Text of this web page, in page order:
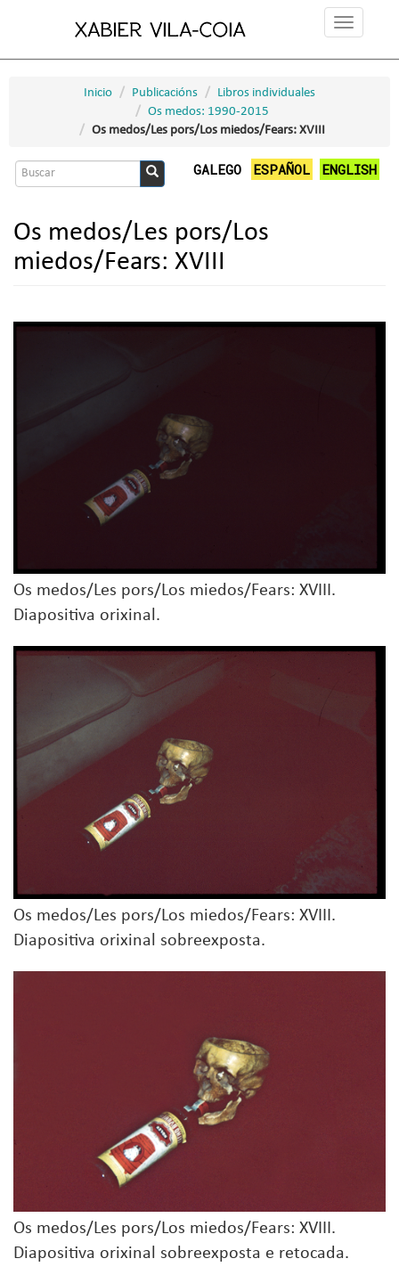
Toggle
Inicio Publicacións
Libros individuales
Os medos: 1990-2015
Os medos/Les pors/Los miedos/Fears: XVIII
Formulario
busca
GALEGO ESPAÑOL ENGLISH
Os medos/Les pors/Los
miedos/Fears: XVIII
Os medos/Les pors/Los miedos/Fears: XVIII.
Diapositiva orixinal.
Os medos/Les pors/Los miedos/Fears: XVIII.
Diapositiva orixinal sobreexposta.
Os medos/Les pors/Los miedos/Fears: XVIII.
Diapositiva orixinal sobreexposta e retocada.